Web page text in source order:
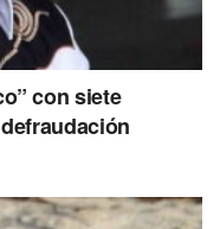
con siete